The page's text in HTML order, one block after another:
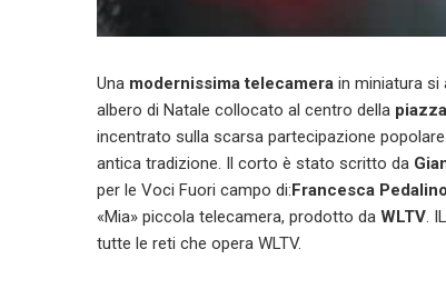
Una modernissima telecamera in miniatura si
albero di Natale collocato al centro della
incentrato sulla scarsa partecipazione
antica tradizione. Il corto è stato scritto da
per le Voci Fuori campo di: Francesca Pedalino
«Mia» piccola telecamera, prodotto da WLTV.
tutte le reti che opera WLTV.